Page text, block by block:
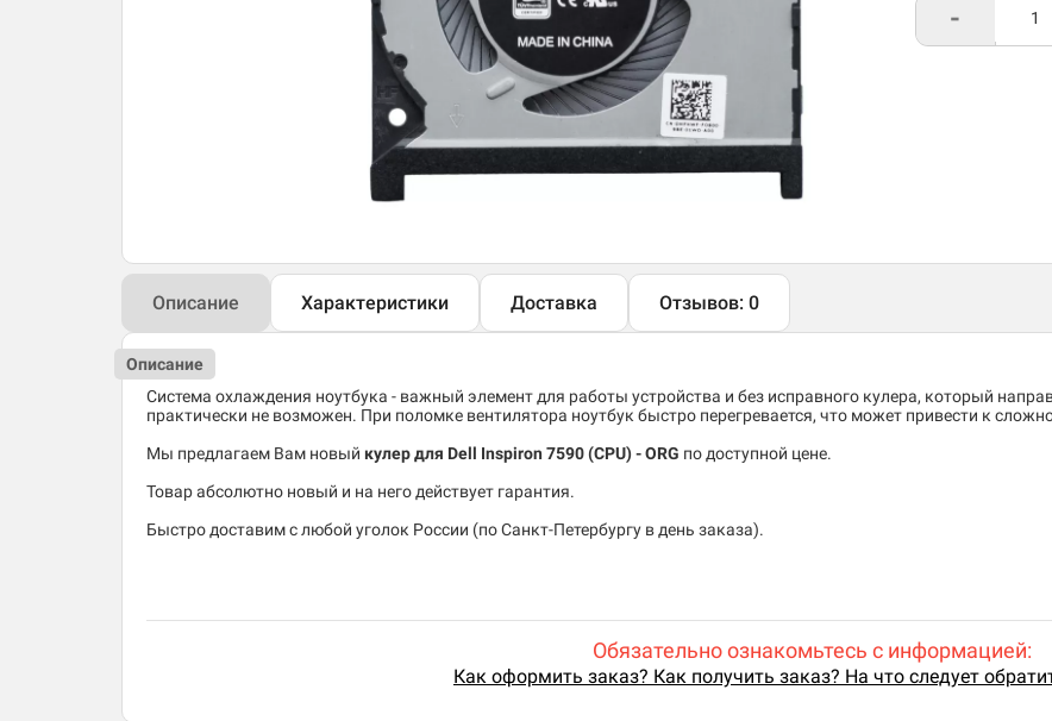
-
Описание Характеристики Доставка Отзывов: 0
Описание
Система охлаждения ноутбука - важный элемент для работы устройства и без исправного кулера, который
практически не возможен. При поломке вентилятора ноутбук быстро перегревается, что может привести к
Мы предлагаем Вам новый кулер для Dell Inspiron 7590 (CPU) - ORG по доступной цене.
Товар абсолютно новый и на него действует гарантия.
Быстро доставим с любой уголок России (по Санкт-Петербургу в день заказа).
Обязательно ознакомьтесь с информацией:
Как оформить заказ? Как получить заказ? На что следует